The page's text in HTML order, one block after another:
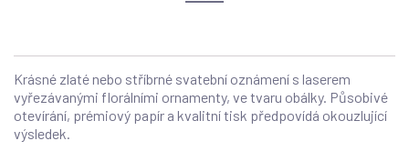
Krásné zlaté nebo stříbrné svatební oznámení s laserem
vyřezávanými florálními ornamenty, ve tvaru obálky. Působivé
otevírání, prémiový papír a kvalitní tisk předpovídá okouzlující
výsledek.